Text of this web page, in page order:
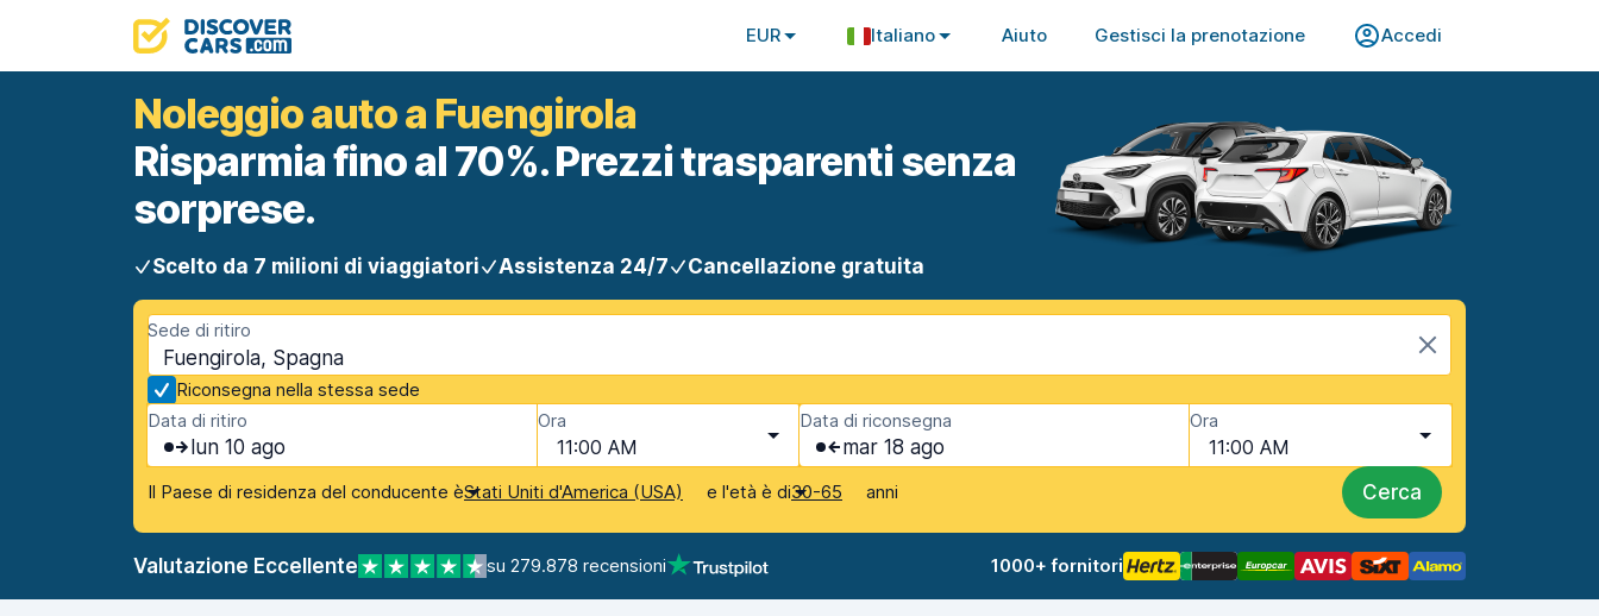
EUR Italiano Aiuto Gestisci la prenotazione Accedi
Noleggio auto a Fuengirola
Risparmia fino al 70%. Prezzi trasparenti senza
sorprese.
Scelto da 7 milioni di viaggiatori Assistenza 24/7 Cancellazione gratuita
Sede di ritiro
Fuengirola, Spagna
Riconsegna nella stessa sede
Data di ritiro
lun 10 ago
Ora
11:00 AM
Data di riconsegna
mar 18 ago
Ora
11:00 AM
Il Paese di residenza del conducente èStati Uniti d'America (USA) e l'età è di30-65 anni Cerca
Valutazione Eccellente su 279.878 recensioni 1000+ fornitori